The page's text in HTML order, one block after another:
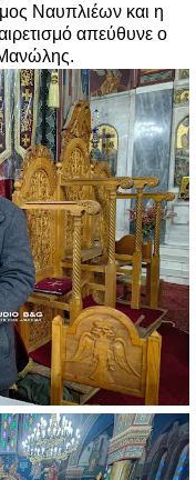
Ναυπλιέων και η
απεύθυνε ο